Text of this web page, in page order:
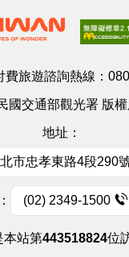
費旅遊諮詢熱線：
國交通部觀光署 版
地址：
市忠孝東路4段290
(02) 2349-1500
本站第443518824位